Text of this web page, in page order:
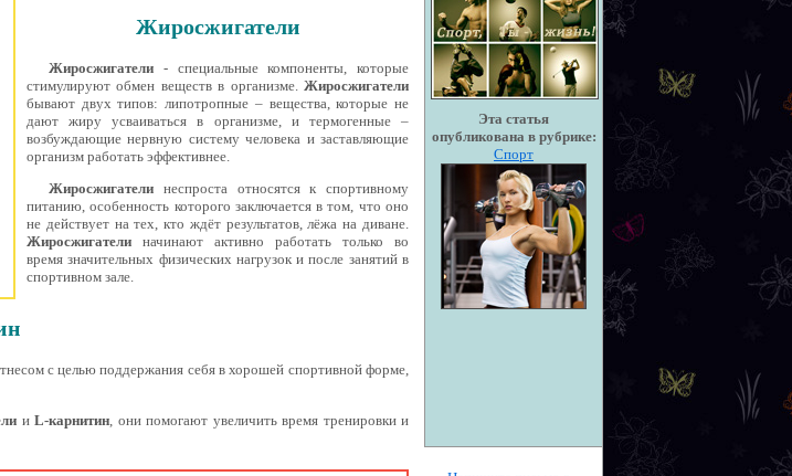
Жиросжигатели
Жиросжигатели - специальные компоненты, которые
стимулируют обмен веществ в организме. Жиросжигатели
бывают двух типов: липотропные – вещества, которые не
дают жиру усваиваться в организме, и термогенные –
возбуждающие нервную систему человека и заставляющие
организм работать эффективнее.
Жиросжигатели неспроста относятся к спортивному
питанию, особенность которого заключается в том, что оно
не действует на тех, кто ждёт результатов, лёжа на диване.
Жиросжигатели начинают активно работать только во
время значительных физических нагрузок и после занятий в
спортивном зале.
с целью поддержания себя в хорошей спортивной форме,
иL-карнитин , они помогают увеличить время тренировки и
Эта статья
опубликована в рубрике:
Спорт